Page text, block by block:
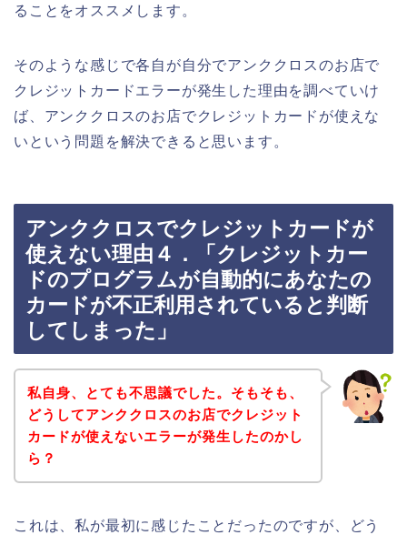
ることをオススメします。
そのような感じで各自が自分でアンククロスのお店で
クレジットカードエラーが発生した理由を調べていけ
ば、アンククロスのお店でクレジットカードが使えな
いという問題を解決できると思います。
アンククロスでクレジットカードが
使えない理由４．「クレジットカー
ドのプログラムが自動的にあなたの
カードが不正利用されていると判断
してしまった」
私自身、とても不思議でした。そもそも、
どうしてアンククロスのお店でクレジット
カードが使えないエラーが発生したのかし
ら？
これは、私が最初に感じたことだったのですが、どう